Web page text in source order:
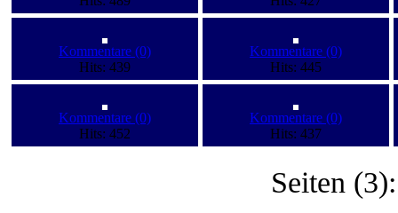
Kommentare (0)
Hits: 439
Kommentare (0)
Hits: 445
Kommentare (0)
Hits: 452
Kommentare (0)
Hits: 437
Seiten